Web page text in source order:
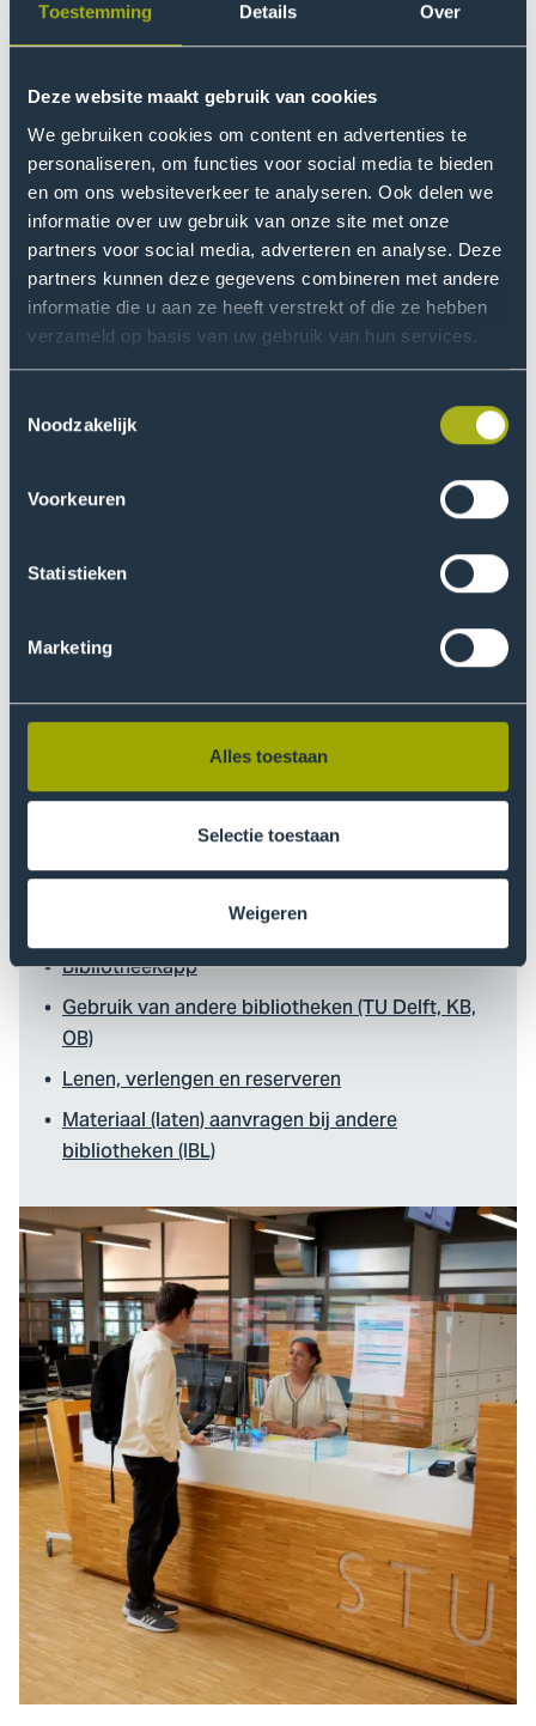
Toestemming Details Over
Deze website maakt gebruik van cookies
We gebruiken cookies om content en advertenties te
personaliseren, om functies voor social media te bieden
en om ons websiteverkeer te analyseren. Ook delen we
informatie over uw gebruik van onze site met onze
partners voor social media, adverteren en analyse. Deze
partners kunnen deze gegevens combineren met andere
informatie die u aan ze heeft verstrekt of die ze hebben
verzameld op basis van uw gebruik van hun services.
Noodzakelijk
Voorkeuren
Statistieken
Marketing
Alles toestaan
Selectie toestaan
Weigeren
Wanneer gebruik je welke tool
Onderzoek doen
Onderzoeksportaal
Analyseren kwalitatieve onderzoeksdata met
ATLAS.ti
Automatische transcriptie met Amberscript
Literatuurlijst / bibliografie maken (RefWorks)
Prijzenparade 2024
Prijzenparade 2025
Publinova - Onderzoekspublicaties
APA handleiding
Beoordelen gebruik bronnen / scoringsrubriek
Bibliotheekdienstverlening voor medewerkers, een
gids
Leerlijn informatievaardigheden (Bibits/HIT) en
trainingen
Onze bibliotheekservice
Aanvraagformulieren
Elke week aanwinsten
Bibliotheekapp
Gebruik van andere bibliotheken (TU Delft, KB,
OB)
Lenen, verlengen en reserveren
Materiaal (laten) aanvragen bij andere
bibliotheken (IBL)